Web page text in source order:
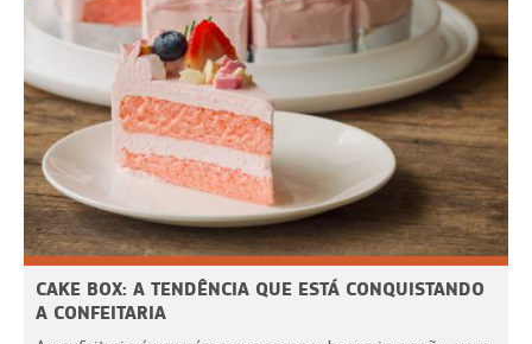
CAKE BOX: A TENDÊNCIA QUE ESTÁ CONQUISTANDO
A CONFEITARIA